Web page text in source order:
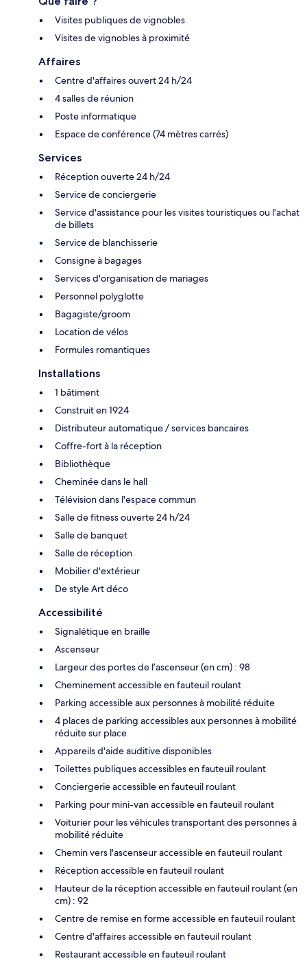
Visites publiques de vignobles
Visites de vignobles à proximité
Affaires
Centre d'affaires ouvert 24 h/24
4 salles de réunion
Poste informatique
Espace de conférence (74 mètres carrés)
Services
Réception ouverte 24 h/24
Service de conciergerie
Service d'assistance pour les visites touristiques ou l'achat
de billets
Service de blanchisserie
Consigne à bagages
Services d'organisation de mariages
Personnel polyglotte
Bagagiste/groom
Location de vélos
Formules romantiques
Installations
1 bâtiment
Construit en 1924
Distributeur automatique / services bancaires
Coffre-fort à la réception
Bibliothèque
Cheminée dans le hall
Télévision dans l'espace commun
Salle de fitness ouverte 24 h/24
Salle de banquet
Salle de réception
Mobilier d'extérieur
De style Art déco
Accessibilité
Signalétique en braille
Ascenseur
Largeur des portes de l’ascenseur (en cm) : 98
Cheminement accessible en fauteuil roulant
Parking accessible aux personnes à mobilité réduite
4 places de parking accessibles aux personnes à mobilité
réduite sur place
Appareils d'aide auditive disponibles
Toilettes publiques accessibles en fauteuil roulant
Conciergerie accessible en fauteuil roulant
Parking pour mini-van accessible en fauteuil roulant
Voiturier pour les véhicules transportant des personnes à
mobilité réduite
Chemin vers l'ascenseur accessible en fauteuil roulant
Réception accessible en fauteuil roulant
Hauteur de la réception accessible en fauteuil roulant (en
cm) : 92
Centre de remise en forme accessible en fauteuil roulant
Centre d'affaires accessible en fauteuil roulant
Restaurant accessible en fauteuil roulant